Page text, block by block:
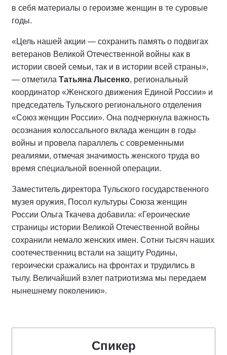
в себя материалы о героизме женщин в те суровые
годы.
«Цель нашей акции — сохранить память о подвигах
ветеранов Великой Отечественной войны как в
истории своей семьи, так и в истории всей страны»,
— отметила Татьяна Лысенко, региональный
координатор «Женского движения Единой России» и
председатель Тульского регионального отделения
«Союз женщин России». Она подчеркнула важность
осознания колоссального вклада женщин в годы
войны и провела параллель с современными
реалиями, отмечая значимость женского труда во
время специальной военной операции.
Заместитель директора Тульского государственного
музея оружия, Посол культуры Союза женщин
России Ольга Ткачева добавила: «Героические
страницы истории Великой Отечественной войны
сохранили немало женских имен. Сотни тысяч наших
соотечественниц встали на защиту Родины,
героически сражались на фронтах и трудились в
тылу. Величайший взлет патриотизма мы передаем
нынешнему поколению».
Спикер